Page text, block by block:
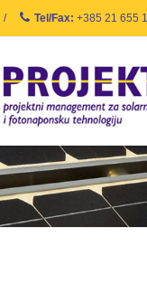
/ Tel/Fax: +385 21 655